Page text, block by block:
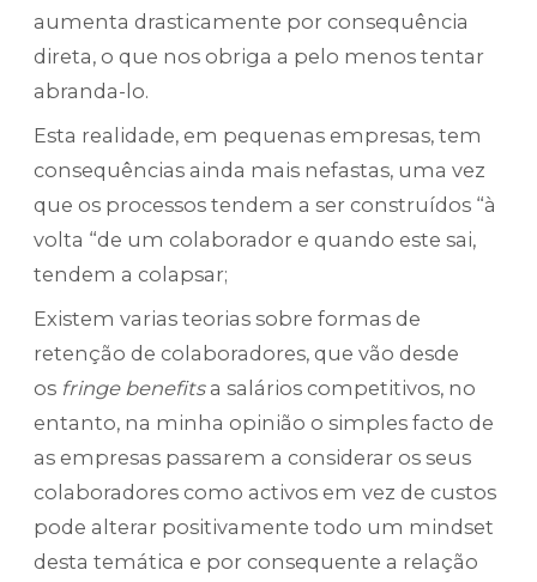
aumenta drasticamente por consequência
direta, o que nos obriga a pelo menos tentar
abranda-lo.
Esta realidade, em pequenas empresas, tem
consequências ainda mais nefastas, uma vez
que os processos tendem a ser construídos “à
volta “de um colaborador e quando este sai,
tendem a colapsar;
Existem varias teorias sobre formas de
retenção de colaboradores, que vão desde
os fringe benefitsa salários competitivos, no
entanto, na minha opinião o simples facto de
as empresas passarem a considerar os seus
colaboradores como activos em vez de custos
pode alterar positivamente todo um mindset
desta temática e por consequente a relação